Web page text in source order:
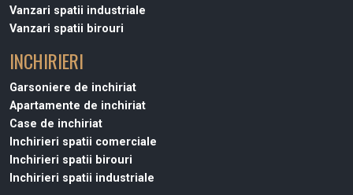
Vanzari spatii industriale
Vanzari spatii birouri
INCHIRIERI
Garsoniere de inchiriat
Apartamente de inchiriat
Case de inchiriat
Inchirieri spatii comerciale
Inchirieri spatii birouri
Inchirieri spatii industriale